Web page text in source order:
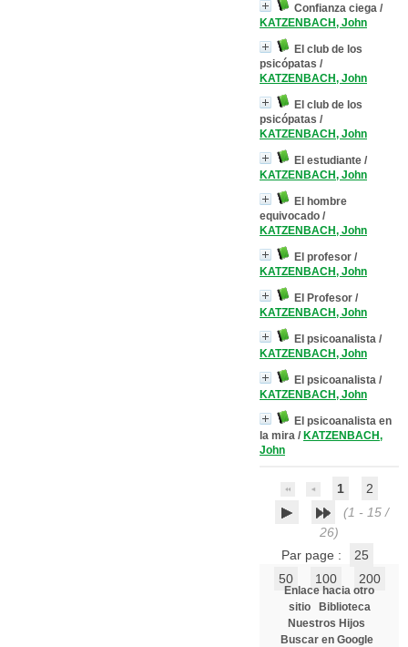
Confianza ciega /
KATZENBACH, John
El club de los
psicópatas /
KATZENBACH, John
El club de los
psicópatas /
KATZENBACH, John
El estudiante /
KATZENBACH, John
El hombre
equivocado /
KATZENBACH, John
El profesor /
KATZENBACH, John
El Profesor /
KATZENBACH, John
El psicoanalista /
KATZENBACH, John
El psicoanalista /
KATZENBACH, John
El psicoanalista en
la mira / KATZENBACH,
John
1
2
(1 - 15 /
26)
Par page :
25
50
100 200
Enlace hacia otro
sitio
Biblioteca
Nuestros Hijos
Buscar en Google